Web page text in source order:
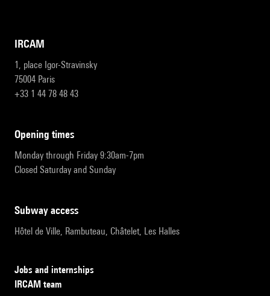
IRCAM
1, place Igor-Stravinsky
75004 Paris
+33 1 44 78 48 43
opening times
Monday through Friday 9:30am-7pm
Closed Saturday and Sunday
subway access
Hôtel de Ville, Rambuteau, Châtelet, Les Halles
Jobs and internships
IRCAM team